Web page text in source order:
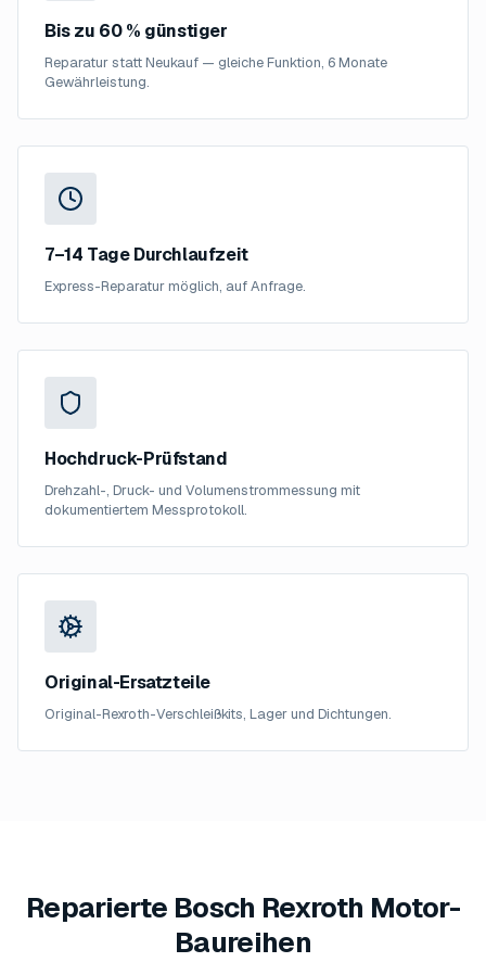
Bis zu 60 % günstiger
Reparatur statt Neukauf — gleiche Funktion, 6 Monate
Gewährleistung.
7–14 Tage Durchlaufzeit
Express-Reparatur möglich, auf Anfrage.
Hochdruck-Prüfstand
Drehzahl-, Druck- und Volumenstrommessung mit
dokumentiertem Messprotokoll.
Original-Ersatzteile
Original-Rexroth-Verschleißkits, Lager und Dichtungen.
Reparierte Bosch Rexroth Motor-
Baureihen